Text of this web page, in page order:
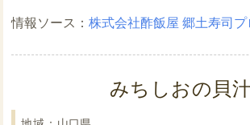
株式会社酢飯屋 郷土寿司プ
みちしおの貝